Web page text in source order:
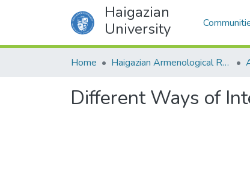
Haigazian
University
Home Haigazian Armenological Review
Different Ways of